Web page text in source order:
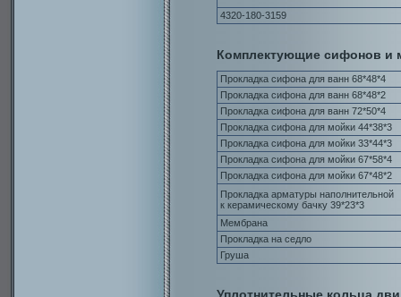
4320-180-3159
Комплектующие сифонов и
Прокладка сифона для ванн 68*48*4
Прокладка сифона для ванн 68*48*2
Прокладка сифона для ванн 72*50*4
Прокладка сифона для мойки 44*38*3
Прокладка сифона для мойки 33*44*3
Прокладка сифона для мойки 67*58*4
Прокладка сифона для мойки 67*48*2
Прокладка арматуры наполнительной
к керамическому бачку 39*23*3
Мембрана
Прокладка на седло
Груша